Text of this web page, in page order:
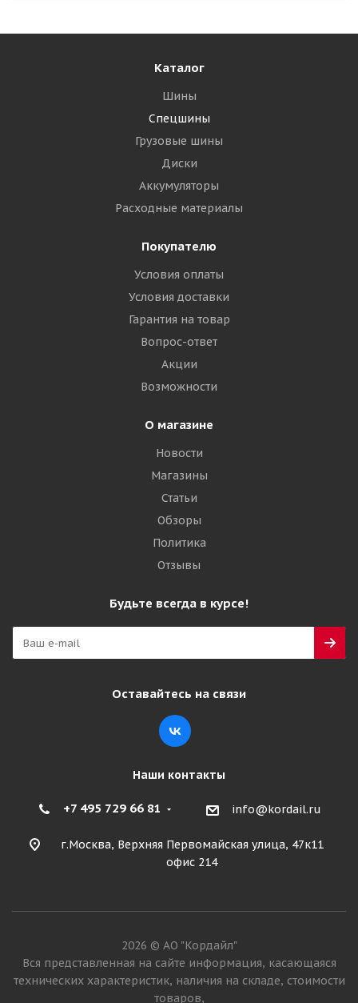
Каталог
Шины
Спецшины
Грузовые шины
Диски
Аккумуляторы
Расходные материалы
Покупателю
Условия оплаты
Условия доставки
Гарантия на товар
Вопрос-ответ
Акции
Возможности
О магазине
Новости
Магазины
Статьи
Обзоры
Политика
Отзывы
Будьте всегда в курсе!
Оставайтесь на связи
Наши контакты
+7 495 729 66 81 info@kordail.ru
г.Москва, Верхняя Первомайская улица, 47к11
офис 214
2026 © АО "Кордайл"
Вся представленная на сайте информация, касающаяся
технических характеристик, наличия на складе, стоимости
товаров,